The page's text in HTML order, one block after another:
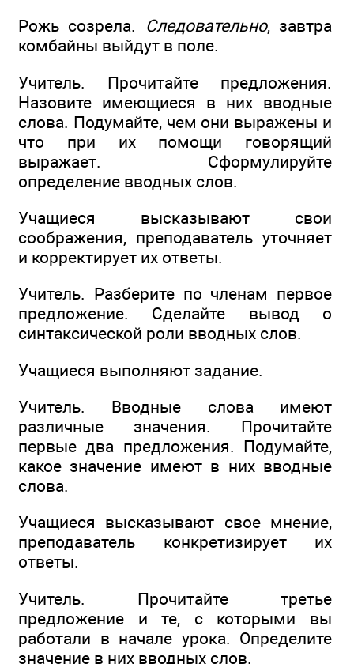
Рожь созрела. Следовательно, завтра
комбайны выйдут в поле.
Учитель. Прочитайте предложения.
Назовите имеющиеся в них вводные
слова. Подумайте, чем они выражены и
что при их помощи говорящий
выражает. Сформулируйте
определение вводных слов.
Учащиеся высказывают свои
соображения, преподаватель уточняет
и корректирует их ответы.
Учитель. Разберите по членам первое
предложение. Сделайте вывод о
синтаксической роли вводных слов.
Учащиеся выполняют задание.
Учитель. Вводные слова имеют
различные значения. Прочитайте
первые два предложения. Подумайте,
какое значение имеют в них вводные
слова.
Учащиеся высказывают свое мнение,
преподаватель конкретизирует их
ответы.
Учитель. Прочитайте третье
предложение и те, с которыми вы
работали в начале урока. Определите
значение в них вводных слов.